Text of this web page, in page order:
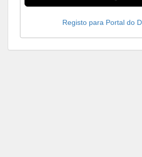
Registo para Portal do